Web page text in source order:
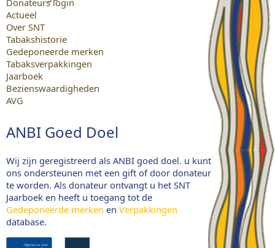
Donateurs login
Actueel
Over SNT
Tabakshistorie
Gedeponeerde merken
Tabaksverpakkingen
Jaarboek
Bezienswaardigheden
AVG
ANBI Goed Doel
Wij zijn geregistreerd als ANBI goed doel. u kunt
ons ondersteunen met een gift of door donateur
te worden. Als donateur ontvangt u het SNT
Jaarboek en heeft u toegang tot de
Gedeponeerde merken en Verpakkingen
database.